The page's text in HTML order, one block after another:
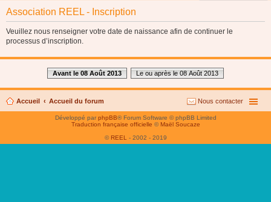
Association REEL - Inscription
Veuillez nous renseigner votre date de naissance afin de continuer le
processus d’inscription.
Avant le 08 Août 2013 Le ou après le 08 Août 2013
Accueil Accueil du forum Nous contacter
Développé parphpBB® Forum Software © phpBB Limited
Traduction française officielle © Maël Soucaze
© REEL - 2002 - 2019